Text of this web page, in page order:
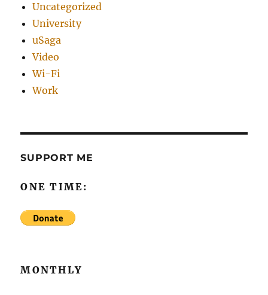
Uncategorized
University
uSaga
Video
Wi-Fi
Work
SUPPORT ME
ONE TIME:
MONTHLY